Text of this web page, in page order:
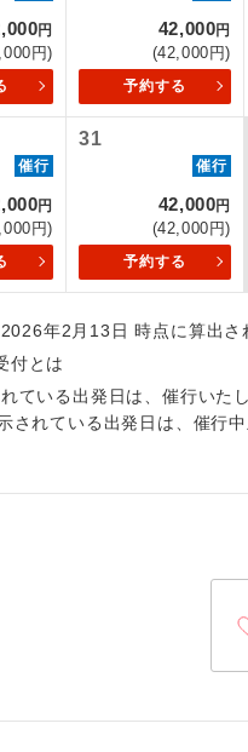
円
円)
42,000円
(42,000円)
予約する
催行
円
円)
31
催行
42,000円
(42,000円)
予約する
年2月13日 時点に算出さ
付とは
ている出発日は、催行いたし
されている出発日は、催行
全食事
お部屋
トラベルイ
1名様
おひとり様
年齢制